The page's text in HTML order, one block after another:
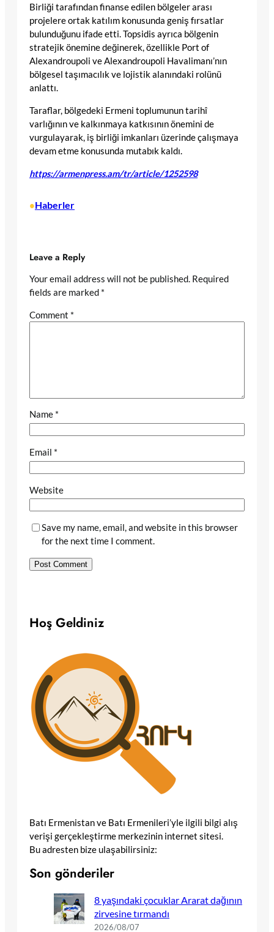
Birliği tarafından finanse edilen bölgeler arası
projelere ortak katılım konusunda geniş fırsatlar
bulunduğunu ifade etti. Topsidis ayrıca bölgenin
stratejik önemine değinerek, özellikle Port of
Alexandroupoli ve Alexandroupoli Havalimanı’nın
bölgesel taşımacılık ve lojistik alanındaki rolünü
anlattı.
Taraflar, bölgedeki Ermeni toplumunun tarihî
varlığının ve kalkınmaya katkısının önemini de
vurgulayarak, iş birliği imkanları üzerinde çalışmaya
devam etme konusunda mutabık kaldı.
https://armenpress.am/tr/article/1252598
•Haberler
Leave a Reply
Your email address will not be published. Required
fields are marked *
Comment *
Name *
Email *
Website
Save my name, email, and website in this browser
for the next time I comment.
Hoş Geldiniz
Batı Ermenistan ve Batı Ermenileri’yle ilgili bilgi alış
verişi gerçekleştirme merkezinin internet sitesi.
Bu adresten bize ulaşabilirsiniz:
Son gönderiler
8 yaşındaki çocuklar Ararat dağının
zirvesine tırmandı
2026/08/07